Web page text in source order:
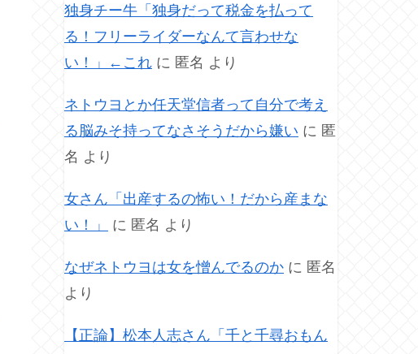
独身チー牛「独身だって税金を払って
る！フリーライダーなんて言わせな
い！」←これ に 匿名 より
ネトウヨとか任天堂信者って自分で考え
る脳みそ持ってなさそうだから嫌い に 匿
名 より
女さん「出産するの怖い！だから産まな
い！」
に 匿名 より
なぜネトウヨは女を憎んでるのか に 匿名
より
【正論】松本人志さん「千と千尋おもん